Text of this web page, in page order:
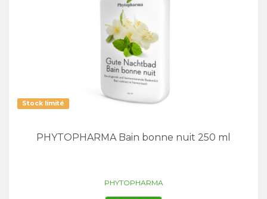
Stock limité
PHYTOPHARMA Bain bonne nuit 250 ml
PHYTOPHARMA